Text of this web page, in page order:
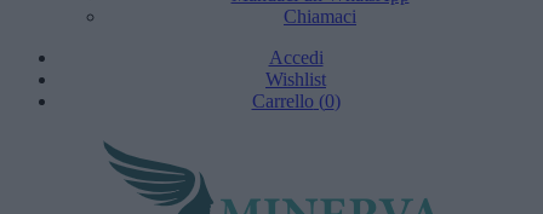
Chiamaci
Accedi
Wishlist
Carrello (0)